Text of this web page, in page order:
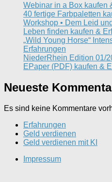
Webinar in a Box kaufen
40 fertige Farbpaletten
Workshop • Dem Leid
Leben finden kaufen &
„Wild Young Horse“
Erfahrungen
NiederRhein Edition 01/
EPaper (PDF) kaufen &
Neueste
Es sind keine Kommentare
Erfahrungen
Geld verdienen
Geld verdienen mit KI
Impressum